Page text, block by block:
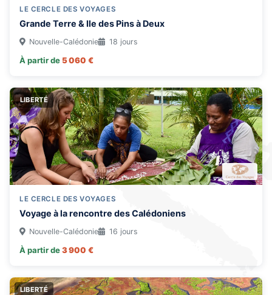
LE CERCLE DES VOYAGES
Grande Terre & Ile des Pins à Deux
Nouvelle-Calédonie 18 jours
À partir de5 060 €
LIBERTÉ
LE CERCLE DES VOYAGES
Voyage à la rencontre des Calédoniens
Nouvelle-Calédonie 16 jours
À partir de3 900 €
LIBERTÉ